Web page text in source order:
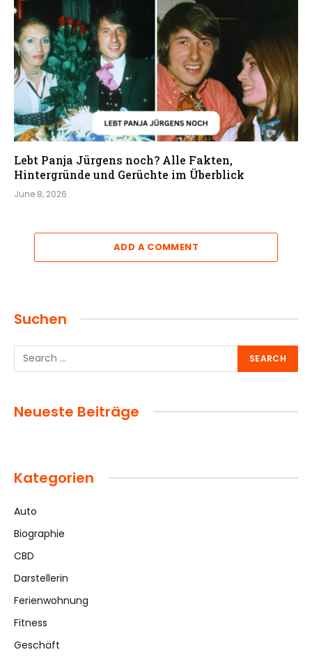
Lebt Panja Jürgens noch? Alle Fakten,
Hintergründe und Gerüchte im Überblick
June 8, 2026
ADD A COMMENT
Suchen
Neueste Beiträge
Kategorien
Auto
Biographie
CBD
Darstellerin
Ferienwohnung
Fitness
Geschäft